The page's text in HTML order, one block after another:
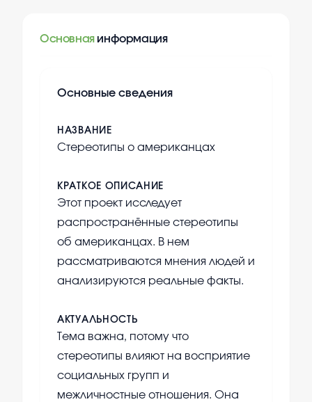
Основная информация
Основные сведения
НАЗВАНИЕ
Стереотипы о американцах
КРАТКОЕ ОПИСАНИЕ
Этот проект исследует
распространённые стереотипы
об американцах. В нем
рассматриваются мнения людей и
анализируются реальные факты.
АКТУАЛЬНОСТЬ
Тема важна, потому что
стереотипы влияют на восприятие
социальных групп и
межличностные отношения. Она